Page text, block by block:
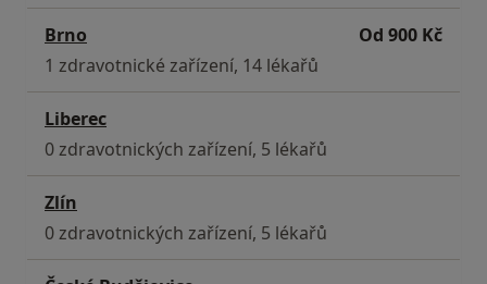
Brno
Od 900 Kč
1 zdravotnické zařízení, 14 lékařů
Liberec
0 zdravotnických zařízení, 5 lékařů
Zlín
0 zdravotnických zařízení, 5 lékařů